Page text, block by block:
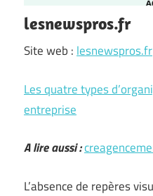
lesnewspros.fr
Site web : lesnewspros.fr
Les quatre types
entreprise
A lire aussi :
L’absence de repères